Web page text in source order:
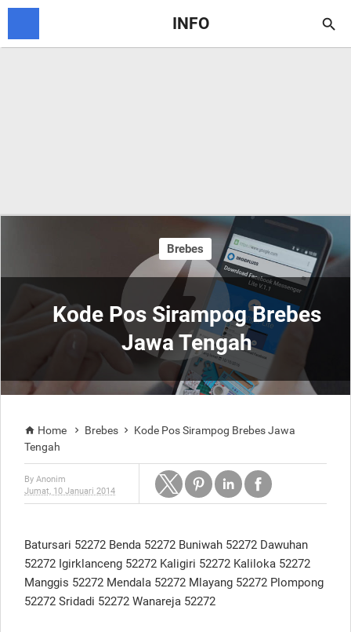
INFO 
Kode Pos Sirampog Brebes
Jawa Tengah
Brebes
 Home  Brebes 
Kode Pos Sirampog Brebes Jawa
Tengah
By Anonim
Jumat, 10 Januari 2014
Batursari 52272 Benda 52272 Buniwah 52272 Dawuhan
52272 Igirklanceng 52272 Kaligiri 52272 Kaliloka 52272
Manggis 52272 Mendala 52272 Mlayang 52272 Plompong
52272 Sridadi 52272 Wanareja 52272